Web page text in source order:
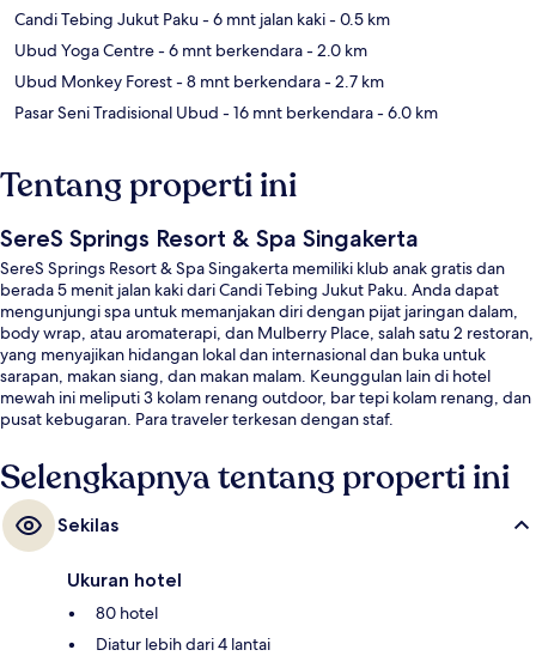
Candi Tebing Jukut Paku- 6 mnt jalan kaki- 0.5 km
Ubud Yoga Centre- 6 mnt berkendara- 2.0 km
Ubud Monkey Forest- 8 mnt berkendara- 2.7 km
Pasar Seni Tradisional Ubud - 16 mnt berkendara- 6.0 km
Tentang properti ini
SereS Springs Resort & Spa Singakerta
SereS Springs Resort & Spa Singakerta memiliki klub anak gratis dan
berada 5 menit jalan kaki dari Candi Tebing Jukut Paku. Anda dapat
mengunjungi spa untuk memanjakan diri dengan pijat jaringan dalam,
body wrap, atau aromaterapi, dan Mulberry Place, salah satu 2 restoran,
yang menyajikan hidangan lokal dan internasional dan buka untuk
sarapan, makan siang, dan makan malam. Keunggulan lain di hotel
mewah ini meliputi 3 kolam renang outdoor, bar tepi kolam renang, dan
pusat kebugaran. Para traveler terkesan dengan staf.
Selengkapnya tentang properti ini
Sekilas
Ukuran hotel
80 hotel
Diatur lebih dari 4 lantai